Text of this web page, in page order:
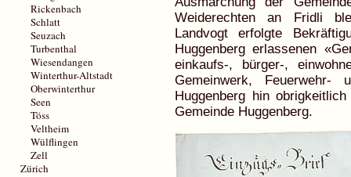
Weiderechten an Fridli
Landvogt erfolgte
Huggenberg erlassenen
einkaufs-, bürger-,
Gemeinwerk,
Huggenberg hin
Gemeinde Huggenberg.
Rickenbach
Schlatt
Seuzach
Turbenthal
Wiesendangen
Winterthur-Altstadt
Oberwinterthur
Seen
Töss
Veltheim
Wülflingen
Zell
Zürich